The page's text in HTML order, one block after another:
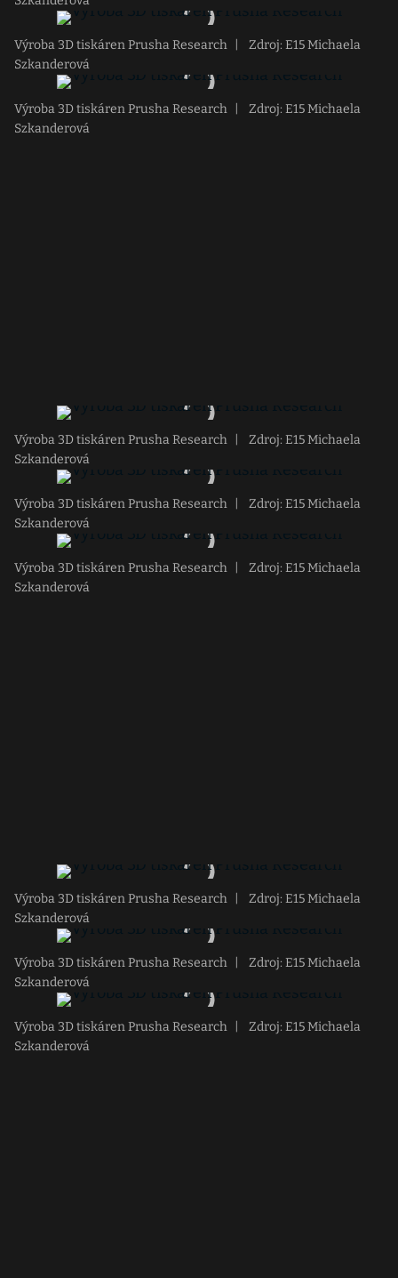
Výroba 3D tiskáren Prusha Research
Zdroj: E15 Michaela
Szkanderová
Výroba 3D tiskáren Prusha Research
Zdroj: E15 Michaela
Szkanderová
Výroba 3D tiskáren Prusha Research
Zdroj: E15 Michaela
Szkanderová
Výroba 3D tiskáren Prusha Research
Zdroj: E15 Michaela
Szkanderová
Výroba 3D tiskáren Prusha Research
Zdroj: E15 Michaela
Szkanderová
Výroba 3D tiskáren Prusha Research
Zdroj: E15 Michaela
Szkanderová
Výroba 3D tiskáren Prusha Research
Zdroj: E15 Michaela
Szkanderová
Výroba 3D tiskáren Prusha Research
Zdroj: E15 Michaela
Szkanderová